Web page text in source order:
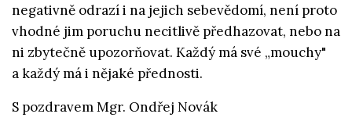
negativně odrazí i na jejich sebevědomí, není proto
vhodné jim poruchu necitlivě předhazovat, nebo na
ni zbytečně upozorňovat. Každý má své „mouchy"
a každý má i nějaké přednosti.
S pozdravem Mgr. Ondřej Novák